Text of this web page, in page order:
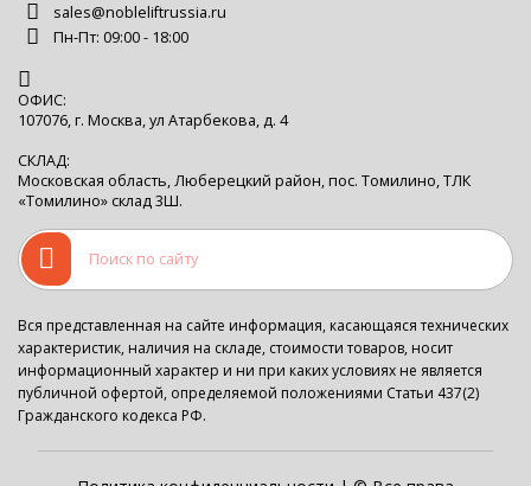
sales@nobleliftrussia.ru
Пн-Пт: 09:00 - 18:00
ОФИС:
107076, г. Москва, ул Атарбекова, д. 4
СКЛАД:
Московская область, Люберецкий район, пос. Томилино, ТЛК
«Томилино» склад 3Ш.
Вся представленная на сайте информация, касающаяся технических
характеристик, наличия на складе, стоимости товаров, носит
информационный характер и ни при каких условиях не является
публичной офертой, определяемой положениями Статьи 437(2)
Гражданского кодекса РФ.